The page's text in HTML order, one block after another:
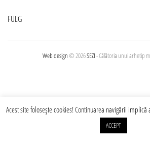
Navigare
în
FULG
Web design© 2026SEZI- Călătoria unui arhetip
Acest site foloseşte cookies! Continuarea navigării implică
ACCEPT